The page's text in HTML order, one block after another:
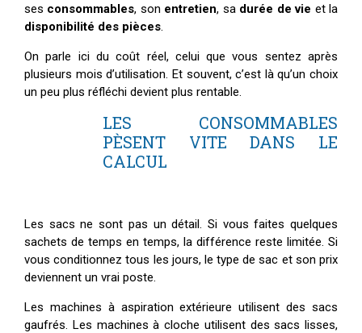
ses consommables, son entretien, sa durée de vie et la
disponibilité des pièces
On parle ici du coût réel, celui que vous sentez après
plusieurs mois d’utilisation. Et souvent, c’est là qu’un choix
un peu plus réfléchi devient plus rentable.
LES CONSOMMABLES
PÈSENT VITE DANS LE
CALCUL
Les sacs ne sont pas un détail. Si vous faites quelques
sachets de temps en temps, la différence reste limitée. Si
vous conditionnez tous les jours, le type de sac et son prix
deviennent un vrai poste.
Les machines à aspiration extérieure utilisent des sacs
gaufrés. Les machines à cloche utilisent des sacs lisses,